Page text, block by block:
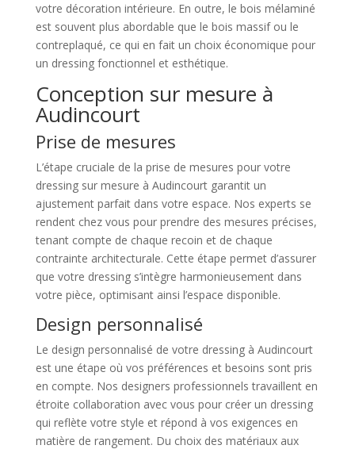
votre décoration intérieure. En outre, le bois mélaminé
est souvent plus abordable que le bois massif ou le
contreplaqué, ce qui en fait un choix économique pour
un dressing fonctionnel et esthétique.
Conception sur mesure à
Audincourt
Prise de mesures
L’étape cruciale de la prise de mesures pour votre
dressing sur mesure à Audincourt garantit un
ajustement parfait dans votre espace. Nos experts se
rendent chez vous pour prendre des mesures précises,
tenant compte de chaque recoin et de chaque
contrainte architecturale. Cette étape permet d’assurer
que votre dressing s’intègre harmonieusement dans
votre pièce, optimisant ainsi l’espace disponible.
Design personnalisé
Le design personnalisé de votre dressing à Audincourt
est une étape où vos préférences et besoins sont pris
en compte. Nos designers professionnels travaillent en
étroite collaboration avec vous pour créer un dressing
qui reflète votre style et répond à vos exigences en
matière de rangement. Du choix des matériaux aux